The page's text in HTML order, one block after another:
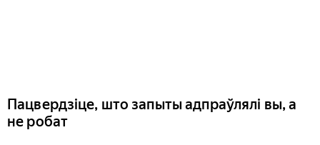
Пацвердзіце, што запыты адпраўлялі вы, а
не робат